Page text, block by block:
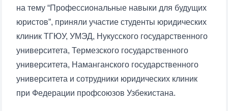
на тему “Профессиональные навыки для будущих
юристов”, приняли участие студенты юридических
клиник ТГЮУ, УМЭД, Нукусского государственного
университета, Термезского государственного
университета, Наманганского государственного
университета и сотрудники юридических клиник
при Федерации профсоюзов Узбекистана.